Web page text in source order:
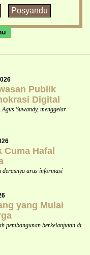
Posyandu
Publik
Digital
Suwandy, menggelar
Hafal
derasnya arus informasi
yang Mulai
pembangunan berkelanjutan di